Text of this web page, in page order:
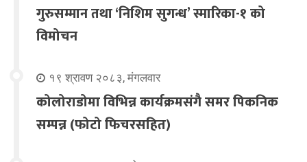
गुरुसम्मान तथा ‘निशिम सुगन्ध’ स्मारिका-१ को
विमोचन
१९ श्रावण २०८३, मंगलवार
कोलोराडोमा विभिन्न कार्यक्रमसंगै समर पिकनिक
सम्पन्न (फोटो फिचरसहित)